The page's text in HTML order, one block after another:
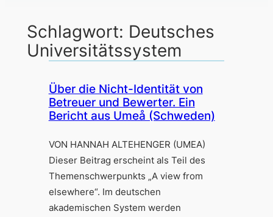
Schlagwort: Deutsches
Universitätssystem
Über die Nicht-Identität von
Betreuer und Bewerter. Ein
Bericht aus Umeå (Schweden)
VON HANNAH ALTEHENGER (UMEA)
Dieser Beitrag erscheint als Teil des
Themenschwerpunkts „A view from
elsewhere“. Im deutschen
akademischen System werden